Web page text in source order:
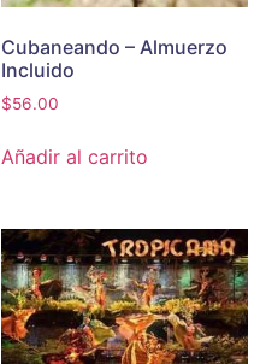
Cubaneando – Almuerzo
Incluido
$56.00
Añadir al carrito